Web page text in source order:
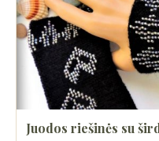
Juodos riešinės su